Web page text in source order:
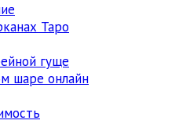
Таро
гуще
шаре онлайн